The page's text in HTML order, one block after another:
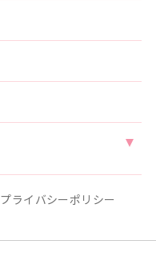
プライバシーポリシー